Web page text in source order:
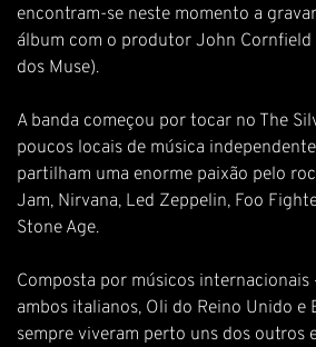
encontram-se neste momento a
álbum com o produtor John
dos Muse).
A banda começou por tocar no The
poucos locais de música
partilham uma enorme paixão pelo
Jam, Nirvana, Led Zeppelin, Foo
Stone Age.
Composta por músicos internacionais
ambos italianos, Oli do Reino Unido e
sempre viveram perto uns dos outros